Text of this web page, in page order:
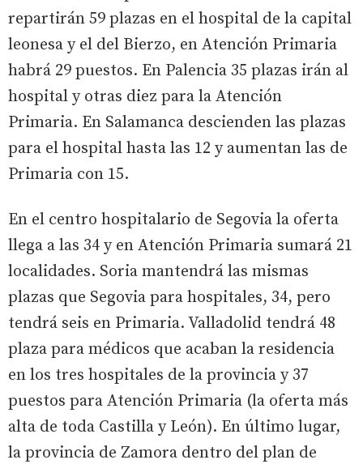
repartirán 59 plazas en el hospital de la capital
leonesa y el del Bierzo, en Atención Primaria
habrá 29 puestos. En Palencia 35 plazas irán al
hospital y otras diez para la Atención
Primaria. En Salamanca descienden las plazas
para el hospital hasta las 12 y aumentan las de
Primaria con 15.
En el centro hospitalario de Segovia la oferta
llega a las 34 y en Atención Primaria sumará 21
localidades. Soria mantendrá las mismas
plazas que Segovia para hospitales, 34, pero
tendrá seis en Primaria. Valladolid tendrá 48
plaza para médicos que acaban la residencia
en los tres hospitales de la provincia y 37
puestos para Atención Primaria (la oferta más
alta de toda Castilla y León). En último lugar,
la provincia de Zamora dentro del plan de